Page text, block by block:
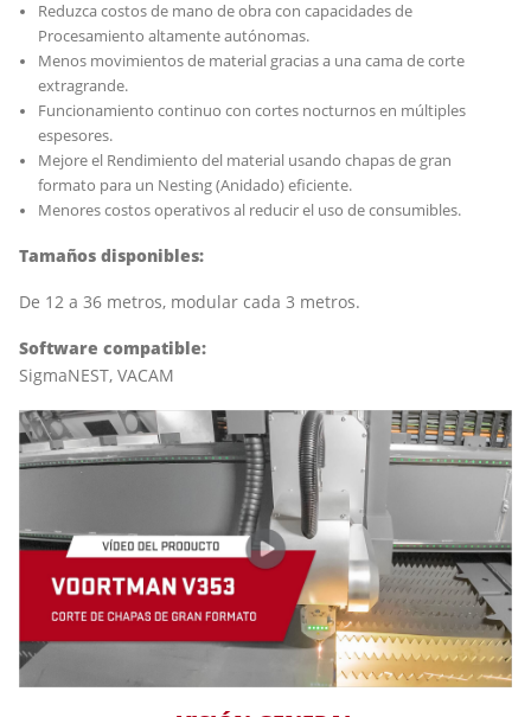
Reduzca costos de mano de obra con capacidades de
Procesamiento altamente autónomas.
Menos movimientos de material gracias a una cama de corte
extragrande.
Funcionamiento continuo con cortes nocturnos en múltiples
espesores.
Mejore el Rendimiento del material usando chapas de gran
formato para un Nesting (Anidado) eficiente.
Menores costos operativos al reducir el uso de consumibles.
Tamaños disponibles:
De 12 a 36 metros, modular cada 3 metros.
Software compatible:
SigmaNEST, VACAM